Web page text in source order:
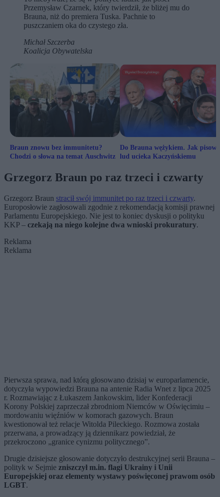
Przemysław Czarnek, który twierdził, że bliżej mu do
Brauna, niż do premiera Tuska. Pachnie to
puszczaniem oka do czystego zła.
Michał Szczerba
Koalicja Obywatelska
Braun znowu bez immunitetu?
Chodzi o słowa na temat Auschwitz
Do Brauna wężykiem. Jak
lud ucieka Kaczyńskiemu
Grzegorz Braun po raz trzeci i czwarty
Grzegorz Braun stracił swój immunitet po raz trzeci i czwarty.
Europosłowie zagłosowali zgodnie z rekomendacją komisji prawnej
Parlamentu Europejskiego. Nie jest to koniec dyskusji o polityku
KKP – czekają na niego kolejne dwa wnioski prokuratury.
Reklama
Reklama
Pierwsza sprawa, nad którą głosowano dzisiaj w europarlamencie,
dotyczyła wypowiedzi Brauna na antenie Radia Wnet z lipca 2025
r. Rozmawiając z Łukaszem Jankowskim, lider Konfederacji
Korony Polskiej zaprzeczał zbrodniom Niemców w Oświęcimiu –
mordowaniu więźniów w komorach gazowych. Braun
kwestionował też relacje Witolda Pileckiego. Rozmowa została
przerwana, a prowadzący ją dziennikarz powiedział, że
przekroczono „granice cynizmu politycznego”.
Drugie dzisiejsze głosowanie dotyczyło destrukcyjnej serii Brauna –
polityk w Sejmie zniszczył m.in. flagi Ukrainy i Unii
Europejskiej oraz elementy wystawy poświęconej prawom osób
LGBT.